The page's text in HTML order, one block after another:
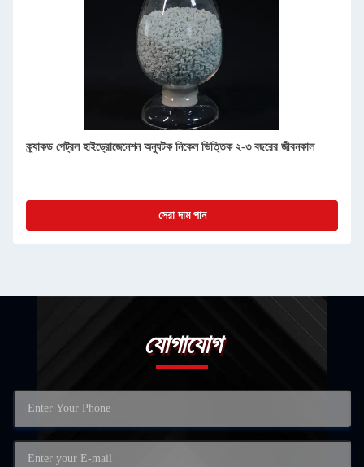
ক্র্যাকড পেট্রল হাইড্রোজেনেশন অনুঘটক নিকেল ভিত্তিক ২-৩ বছরের জীবনকাল
সেরা দাম পান
যোগাযোগ